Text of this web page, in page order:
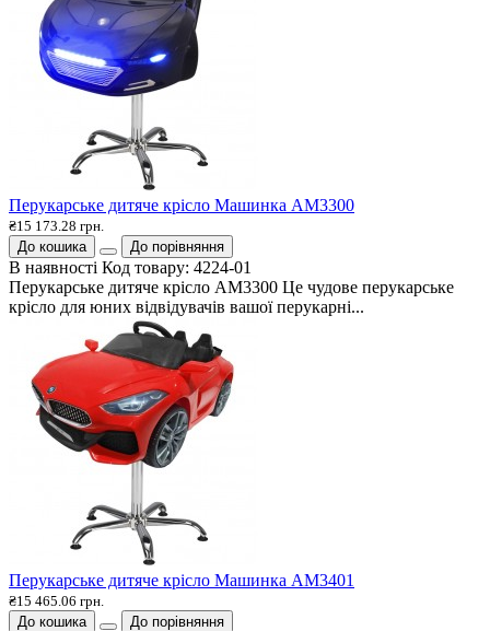
Перукарське дитяче крісло Машинка АМ3300
₴15 173.28 грн.
До кошика
До порівняння
В наявності Код товару: 4224-01
Перукарське дитяче крісло АМ3300 Це чудове перукарське
крісло для юних відвідувачів вашої перукарні...
Перукарське дитяче крісло Машинка АМ3401
₴15 465.06 грн.
До кошика
До порівняння